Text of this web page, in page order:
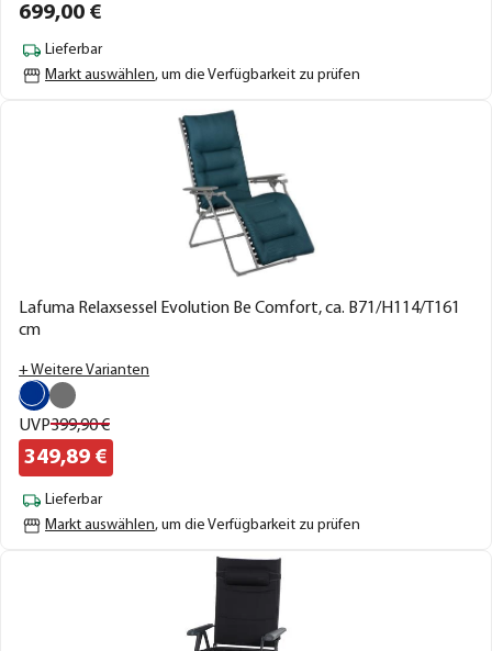
699,00 €
Lieferbar
Markt auswählen, um die Verfügbarkeit zu prüfen
Lafuma Relaxsessel Evolution Be Comfort, ca. B71/H114/T161
cm
+ Weitere Varianten
UVP399,90€
349,89 €
Lieferbar
Markt auswählen, um die Verfügbarkeit zu prüfen